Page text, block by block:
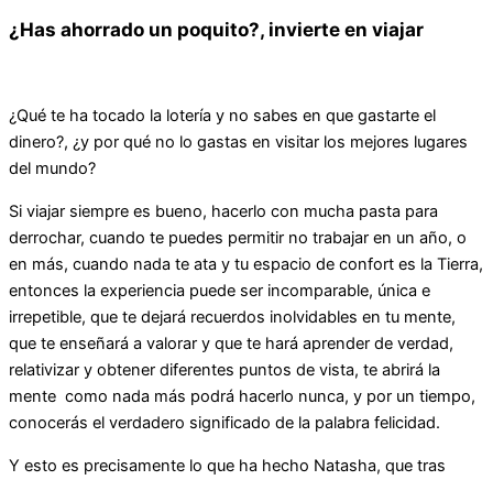
¿Has ahorrado un poquito?, invierte en viajar
¿Qué te ha tocado la lotería y no sabes en que gastarte el
dinero?, ¿y por qué no lo gastas en visitar los mejores lugares
del mundo?
Si viajar siempre es bueno, hacerlo con mucha pasta para
derrochar, cuando te puedes permitir no trabajar en un año, o
en más, cuando nada te ata y tu espacio de confort es la Tierra,
entonces la experiencia puede ser incomparable, única e
irrepetible, que te dejará recuerdos inolvidables en tu mente,
que te enseñará a valorar y que te hará aprender de verdad,
relativizar y obtener diferentes puntos de vista, te abrirá la
mente como nada más podrá hacerlo nunca, y por un tiempo,
conocerás el verdadero significado de la palabra felicidad.
Y esto es precisamente lo que ha hecho Natasha, que tras